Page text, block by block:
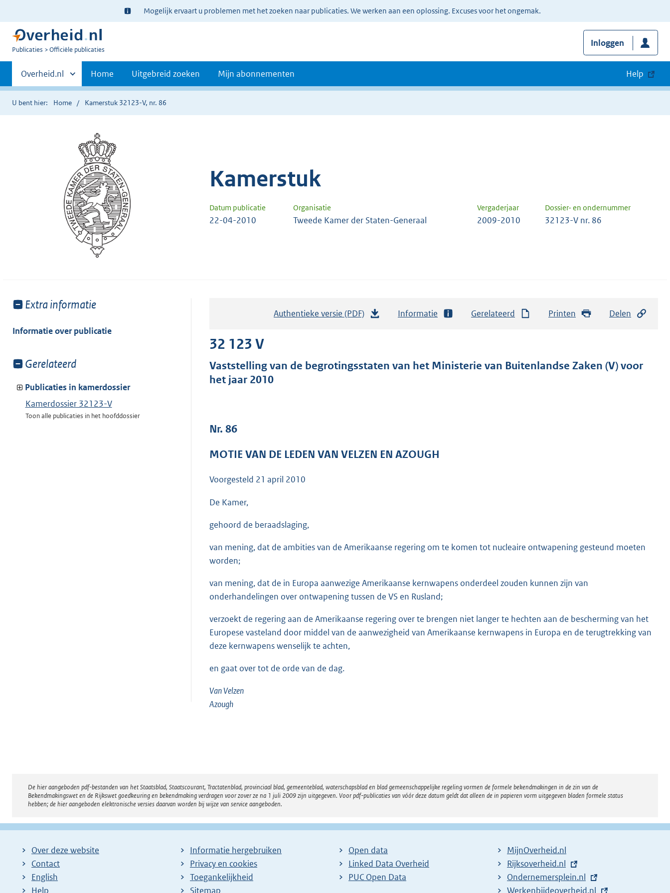
Ter
informatie:
Mogelijk ervaart u problemen met het zoeken naar publicaties. We werken aan een oplossing. Excuses voor het ongemak.
U
Publicaties Officiële publicaties
Inloggen
Primaire
navigatie
Andere
sites
binnen
Overheid.nl Home Uitgebreid zoeken Mijn abonnementen Help
U bent hier: Home Kamerstuk 32123-V, nr. 86
Kamerstuk
Datum publicatie Organisatie Vergaderjaar Dossier- en ondernummer
22-04-2010 Tweede Kamer der Staten-Generaal 2009-2010 32123-V nr. 86
Toon
van:
Extra informatie
Informatie over publicatie
Toon
van:
Gerelateerd
Publicaties in kamerdossier
Kamerdossier 32123-V
Toon alle publicaties in het hoofddossier
Authentieke versie (PDF)
a
o
o
8
Informatie Gerelateerd Printen Delen
32 123 V
Vaststelling van de begrotingsstaten van het Ministerie van Buitenlandse Zaken (V) voor
het jaar 2010
Nr. 86
MOTIE VAN DE LEDEN VAN VELZEN EN AZOUGH
Voorgesteld 21 april 2010
De Kamer,
gehoord de beraadslaging,
van mening, dat de ambities van de Amerikaanse regering om te komen tot nucleaire ontwapening gesteund moeten
worden;
van mening, dat de in Europa aanwezige Amerikaanse kernwapens onderdeel zouden kunnen zijn van
onderhandelingen over ontwapening tussen de VS en Rusland;
verzoekt de regering aan de Amerikaanse regering over te brengen niet langer te hechten aan de bescherming van het
Europese vasteland door middel van de aanwezigheid van Amerikaanse kernwapens in Europa en de terugtrekking van
deze kernwapens wenselijk te achten,
en gaat over tot de orde van de dag.
Van Velzen
Azough
Disclaimer
De hier aangeboden pdf-bestanden van het Staatsblad, Staatscourant, Tractatenblad, provinciaal blad, gemeenteblad, waterschapsblad en blad gemeenschappelijke regeling vormen de formele bekendmakingen in de zin van de
Bekendmakingswet en de Rijkswet goedkeuring en bekendmaking verdragen voor zover ze na 1 juli 2009 zijn uitgegeven. Voor pdf-publicaties van vóór deze datum geldt dat alleen de in papieren vorm uitgegeven bladen formele status
hebben; de hier aangeboden elektronische versies daarvan worden bij wijze van service aangeboden.
Over deze website
Contact
English
Help
Informatie hergebruiken
Privacy en cookies
Toegankelijkheid
Sitemap
Open data
Linked Data Overheid
PUC Open Data
MijnOverheid.nl
E
x
t
Rijksoverheid.nl
E
x
Ondernemersplein.nl
E
Werkenbijdeoverheid.nl